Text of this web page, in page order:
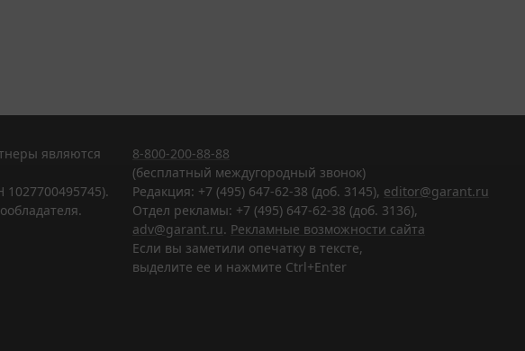
являются
8-800-200-88-88
(бесплатный междугородный звонок)
Редакция: +7 (495) 647-62-38 (доб. 3145), editor@garant.ru
Отдел рекламы: +7 (495) 647-62-38 (доб. 3136),
adv@garant.ru. Рекламные возможности сайта
Если вы заметили опечатку в тексте,
выделите ее и нажмите Ctrl+Enter